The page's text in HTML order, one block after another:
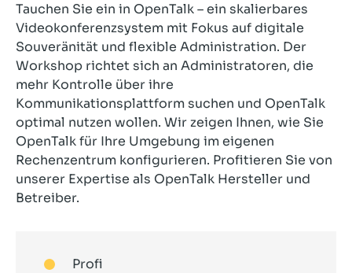
Tauchen Sie ein in OpenTalk – ein skalierbares
Videokonferenzsystem mit Fokus auf digitale
Souveränität und flexible Administration. Der
Workshop richtet sich an Administratoren, die
mehr Kontrolle über ihre
Kommunikationsplattform suchen und OpenTalk
optimal nutzen wollen. Wir zeigen Ihnen, wie Sie
OpenTalk für Ihre Umgebung im eigenen
Rechenzentrum konfigurieren. Profitieren Sie von
unserer Expertise als OpenTalk Hersteller und
Betreiber.
Profi